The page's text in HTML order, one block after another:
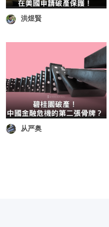
洪煜賢
从严奥